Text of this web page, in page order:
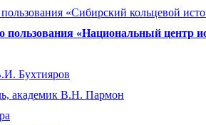
«Сибирский кольцевой
пользования «Национальный центр
Бухтияров
академик В.Н. Пармон